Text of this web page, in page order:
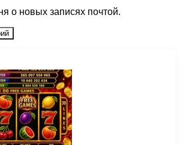
о новых записях почтой.